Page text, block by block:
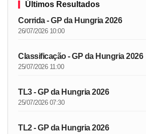
Últimos Resultados
Corrida - GP da Hungria 2026
26/07/2026 10:00
Classificação - GP da Hungria 2026
25/07/2026 11:00
TL3 - GP da Hungria 2026
25/07/2026 07:30
TL2 - GP da Hungria 2026